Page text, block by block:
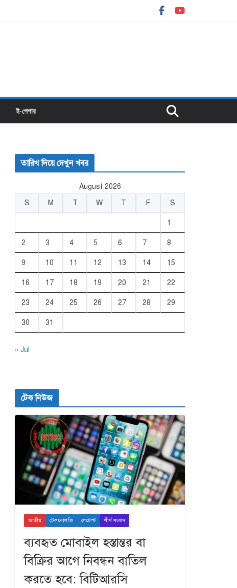
ই-পেপার
তারিখ দিয়ে দেখুন খবর
August 2026
S
M T W T F S
1
2 3 4 5 6 7 8
9 10 11 12 13 14 15
16 17 18 19 20 21 22
23 24 25 26 27 28 29
30 31
« Jul
টেক নিউজ
জাতীয় টেকনোলজি লেটেস্ট শীর্ষ সংবাদ
ব্যবহৃত মোবাইল হস্তান্তর বা
বিক্রির আগে নিবন্ধন বাতিল
করতে হবে: বিটিআরসি